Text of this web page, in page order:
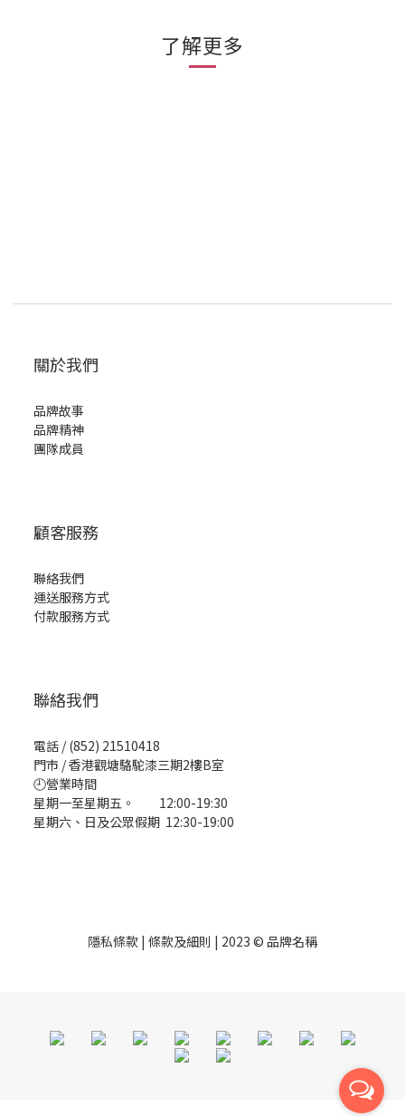
了解更多
關於我們
品牌故事
品牌精神
團隊成員
顧客服務
聯絡我們
運送服務方式
付款服務方式
聯絡我們
電話 / (852) 21510418
門市 / 香港觀塘駱駝漆三期2樓B室
🕘營業時間
星期一至星期五。 12:00-19:30
星期六、日及公眾假期 12:30-19:00
隱私條款 | 條款及細則 | 2023 © 品牌名稱